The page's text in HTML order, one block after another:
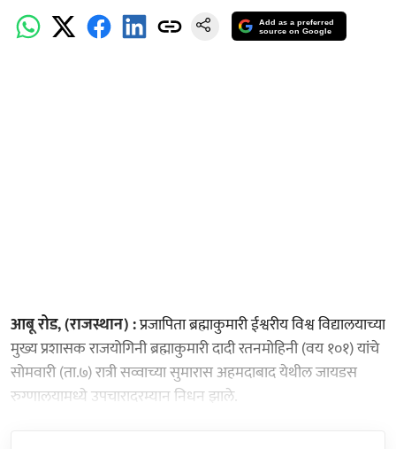
Add as a preferred
source on Google
आबू रोड, (राजस्थान) :प्रजापिता ब्रह्माकुमारी ईश्वरीय विश्व विद्यालयाच्या
मुख्य प्रशासक राजयोगिनी ब्रह्माकुमारी दादी रतनमोहिनी (वय १०१) यांचे
सोमवारी (ता.७) रात्री सव्वाच्या सुमारास अहमदाबाद येथील जायडस
रुग्णालयामध्ये उपचारादरम्यान निधन झाले.